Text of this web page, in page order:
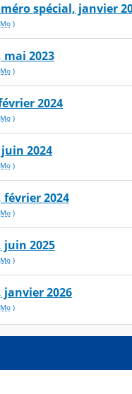
spécial, janvier
Mo)
2023
Mo)
2024
Mo)
2024
Mo)
2024
Mo)
juin 2025
Mo)
2026
Mo)